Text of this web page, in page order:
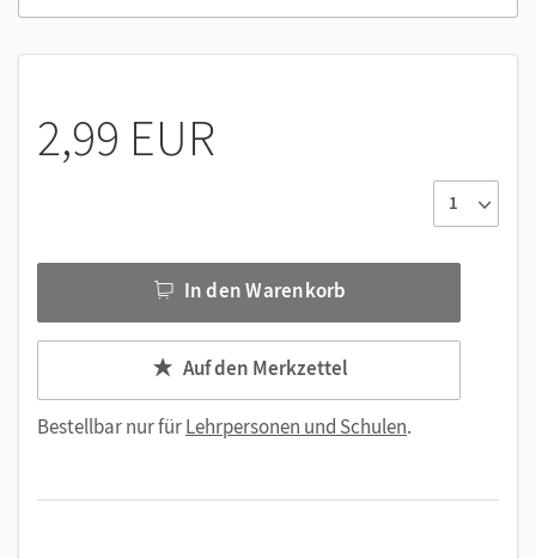
Videos und bewegte Grafiken
Lösungen zu den Aufgaben auf den Teste-dich-Seiten
2,99 EUR
In den Warenkorb
Auf den Merkzettel
Bestellbar nur fürLehrpersonen und Schulen.